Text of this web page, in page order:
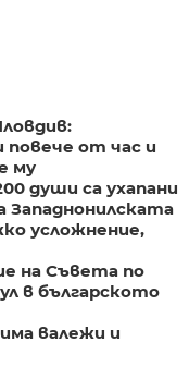
повече от час и
му
души са ухапани
Западнонилската
усложнение,
на Съвета по
в българското
валежи и